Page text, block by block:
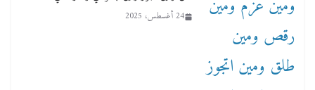
24 أغسطس، 2025